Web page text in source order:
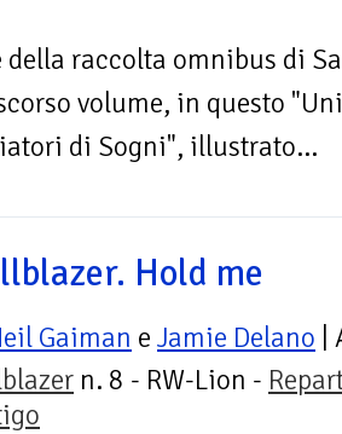
raccolta omnibus di
volume, in questo
di Sogni", illustrato...
Hold me
Gaiman e Jamie Delano
n. 8 - RW-Lion -